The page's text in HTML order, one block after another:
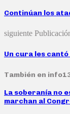
Continúan los
siguiente
Un cura les cantó
También en
La soberanía no
marchan al